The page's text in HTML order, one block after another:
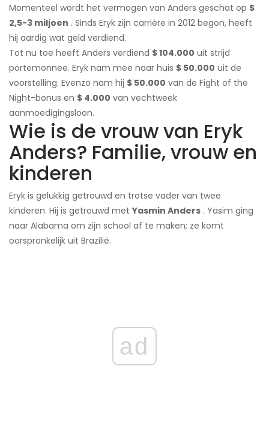
Momenteel wordt het vermogen van Anders geschat op $
2,5-3 miljoen . Sinds Eryk zijn carrière in 2012 begon, heeft
hij aardig wat geld verdiend.
Tot nu toe heeft Anders verdiend $ 104.000 uit strijd
portemonnee. Eryk nam mee naar huis $ 50.000 uit de
voorstelling. Evenzo nam hij $ 50.000 van de Fight of the
Night-bonus en $ 4.000 van vechtweek
aanmoedigingsloon.
Wie is de vrouw van Eryk
Anders? Familie, vrouw en
kinderen
Eryk is gelukkig getrouwd en trotse vader van twee
kinderen. Hij is getrouwd metYasmin Anders . Yasim ging
naar Alabama om zijn school af te maken; ze komt
oorspronkelijk uit Brazilië.
ad